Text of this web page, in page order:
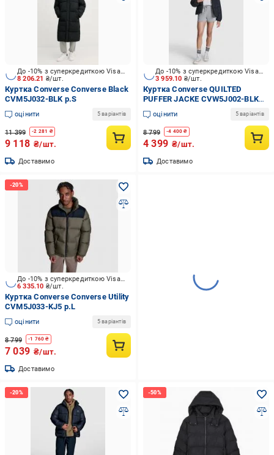
8 206.21 ₴/шт.
До -10% з суперкредиткою Visa Вигода
Куртка Converse Converse Black
CVM5J032-BLK р.S
оцінити 5 варіантів
11 399 -2 281 ₴
9 118 ₴/шт.
Доставимо
3 959.10 ₴/шт.
До -10% з суперкредиткою Visa Вигода
Куртка Converse QUILTED
PUFFER JACKE CVW5J002-BLK
р.L
оцінити 5 варіантів
8 799 -4 400 ₴
4 399 ₴/шт.
Доставимо
6 335.10 ₴/шт.
До -10% з суперкредиткою Visa Вигода
Куртка Converse Converse Utility
CVM5J033-KJ5 р.L
оцінити 5 варіантів
8 799 -1 760 ₴
7 039 ₴/шт.
Доставимо